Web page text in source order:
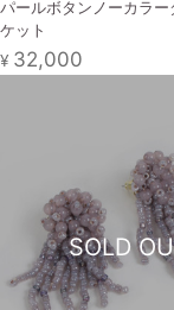
パールボタンノーカラー
ケット
¥32,000
SOLD